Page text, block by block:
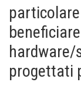
progettati